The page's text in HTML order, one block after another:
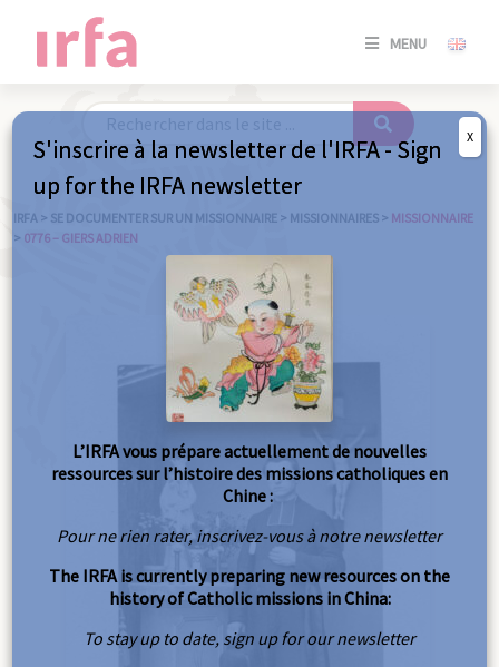
MENU
SE
/
IRFA > SE DOCUMENTER SUR UN MISSIONNAIRE > MISSIONNAIRES > MISSIONNAIRE
> 0776 – GIERS ADRIEN
S'inscrire à la newsletter de l'IRFA - Sign
up for the IRFA newsletter
L’IRFA vous prépare actuellement de nouvelles
ressources sur l’histoire des missions catholiques en
Chine :
Pour ne rien rater, inscrivez-vous à notre newsletter
The IRFA is currently preparing new resources on the
history of Catholic missions in China:
To stay up to date, sign up for our newsletter
X